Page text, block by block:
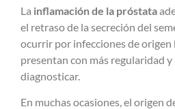
La inflamación de la próstata
el retraso de la secreción del
ocurrir por infecciones de origen
presentan con más regularidad y
diagnosticar.
En muchas ocasiones, el origen